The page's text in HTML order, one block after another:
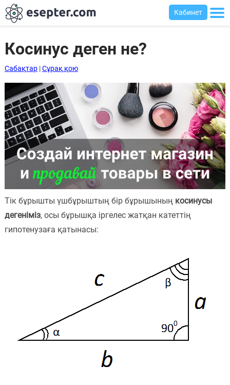
Сабақтар
Хабарландыру
тақтасы
Кіру
Қазақша-
ағылшынша
сөздік
Ағылшынша-
қазақша
сөздік
Кабинет
Косинус деген не?
Сабақтар|Сұрақ қою
Тік бұрышты үшбұрыштың бір бұрышының косинусы
дегеніміз, осы бұрышқа іргелес жатқан катеттің
гипотенузаға қатынасы: